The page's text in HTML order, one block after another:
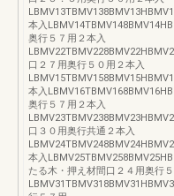
本入
奥行５７用２本入
口２７用奥行５０用２本入
本入
奥行５７用２本入
口３０用奥行共通２本入
本入
たる木・押え材間口２４用奥行